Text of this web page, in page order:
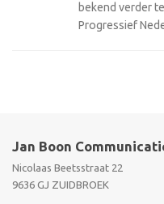
bekend verder
Progressief
Jan Boon
Nicolaas Beetsstraat 22
9636 GJ ZUIDBROEK